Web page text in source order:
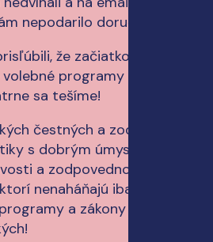
nepodarilo doručiť.
že začiatkom roka
programy pre riešenia
sa tešíme!
čestných a zodpovedných
s dobrým úmyslom. Verní
a zodpovednosti k
nenaháňajú iba hlasy a
a zákony pre lepšiu